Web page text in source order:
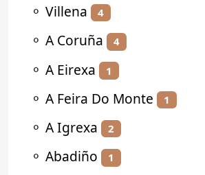
⚬ Villena 4
⚬ A Coruña 4
⚬ A Eirexa 1
⚬ A Feira Do Monte 1
⚬ A Igrexa 2
⚬ Abadiño 1